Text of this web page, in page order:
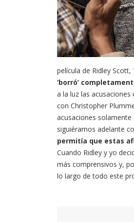
película de Ridley Scott,
‘borró’
a la luz las
con Christopher
acusaciones
siguiéramos adelante
permitía que estas
Cuando Ridley y yo
más comprensivos y,
lo largo de todo este